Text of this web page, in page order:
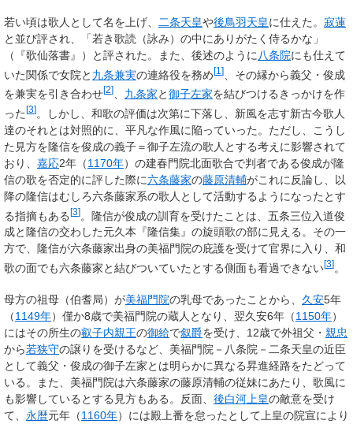
若い頃は歌人として名を上げ、 二条天皇や後鳥羽天皇に仕えた。 寂蓮
と並び評され、「若き歌読（詠み）の中にありがたく侍るかな」
（『歌仙落書』）と評された。また、後述のように 八条院にも仕えて
いた関係で女院と 九条兼実の連絡役を務め[1 ]
、その縁から義父・俊成
を兼実を引き合わせ[2] 九条家と御子左家を結びつけるきっかけを作
った [3] 。しかし、和歌の評価は次第に下落し、新風を志す新古今歌人
達のそれとは対照的に、平凡な作風に陥っていった。ただし、こうし
た見方を隆信を俊成の義子＝御子左流の歌人とする考えに影響されて
おり、 嘉応2年（1170年）の建春門院北面歌合で判者である俊成が隆
信の歌を否定的に評した際に六条藤家の藤原清輔がこれに反論し、以
降の隆信はむしろ六条藤家系の歌人として活動するようになったとす
る指摘もある[3]。隆信が俊成の訓育を受けたことは、五条三位入道俊
成と隆信の交わした元久本『隆信集』の旋頭歌の部に見える。その一
方で、隆信が六条藤家出身の美福門院の庇護を受けて官界に入り、和
歌の面でも六条藤家と結びついていたとする側面も看過できない[3] 。
母方の祖母（伯耆局）が美福門院の乳母であったことから、 久安5年
（1149年）僅か8歳で美福門院の蔵人となり、翌久安6年（1150年）
にはその所生の叡子内親王の御給で叙爵を受け、12歳で外祖父・ 親忠
から若狭守の譲りを受けるなど、美福門院－八条院－二条天皇の近臣
として義父・俊成の御子左家とは明らかに異なる昇進経路をたどって
いる。また、美福門院は六条藤家の藤原清輔の従妹にあたり、歌風に
も影響しているとする見方もある。反面、 後白河上皇の敵意を受け
て、 永暦元年（1160年）には殿上番を怠ったとして上皇の院宣により